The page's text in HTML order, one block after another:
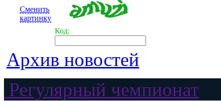
Сменить
картинку
Код:
Архив новостей
Регулярный чемпионат